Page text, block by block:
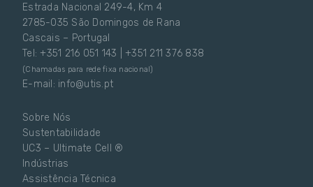
Estrada Nacional 249-4, Km 4
2785-035 São Domingos de Rana
Cascais – Portugal
Tel: +351 216 051 143 | +351 211 376 838
(Chamadas para rede fixa nacional)
E-mail: info@utis.pt
Sobre Nós
Sustentabilidade
UC3 – Ultimate Cell ®
Indústrias
Assistência Técnica